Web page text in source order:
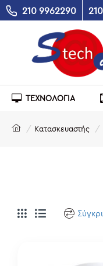
210 9962290
ΤΕΧΝΟΛΟΓΙΑ
Κατασκευαστής